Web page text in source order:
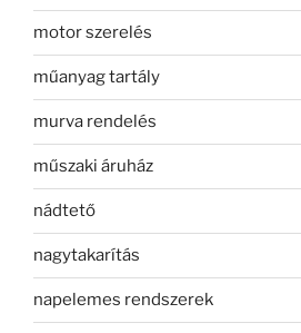
motor szerelés
műanyag tartály
murva rendelés
műszaki áruház
nádtető
nagytakarítás
napelemes rendszerek